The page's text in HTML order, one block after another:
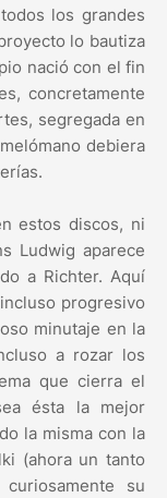
los grandes
lo bautiza
nació con el fin
concretamente
segregada en
debiera
estos discos, ni
Ludwig aparece
a Richter. Aquí
progresivo
minutaje en la
a rozar los
que cierra el
ésta la mejor
la misma con la
(ahora un tanto
su